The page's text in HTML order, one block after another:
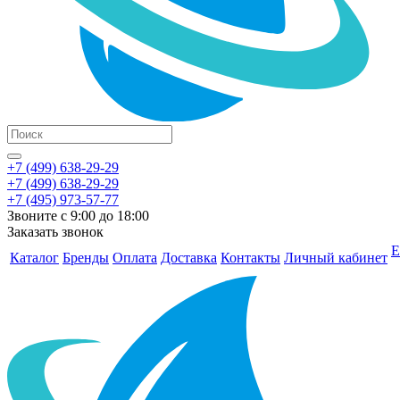
+7 (499) 638-29-29
+7 (499) 638-29-29
+7 (495) 973-57-77
Звоните с 9:00 до 18:00
Заказать звонок
Каталог Бренды Оплата Доставка Контакты Личный кабинет